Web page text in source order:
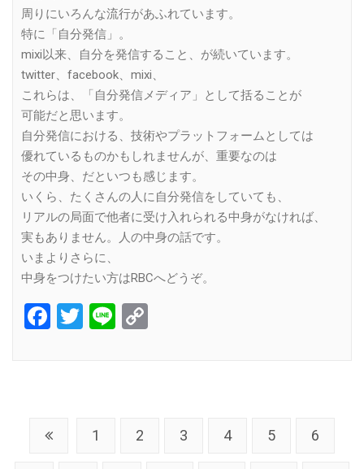
周りにいろんな流行があふれています。
特に「自分発信」。
mixi以来、自分を発信すること、が続いています。
twitter、facebook、mixi、
これらは、「自分発信メディア」として括ることが
可能だと思います。
自分発信における、技術やプラットフォームとしては
優れているものかもしれませんが、重要なのは
その中身、だといつも感じます。
いくら、たくさんの人に自分発信をしていても、
リアルの局面で他者に受け入れられる中身がなければ、
実もありません。人の中身の話です。
いまよりさらに、
中身をつけたい方はRBCへどうぞ。
Facebook
Twitter
Line
1 2 3 4 5 6